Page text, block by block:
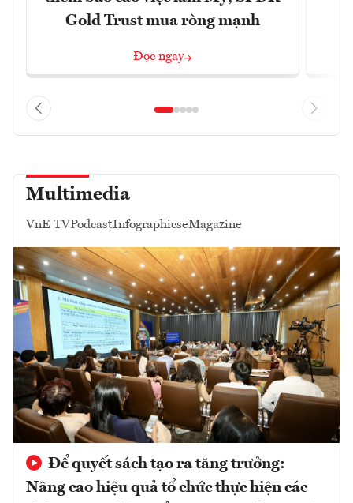
Gold Trust mua ròng mạnh
Đọc ngay
Multimedia
VnE TVPodcastInfographicseMagazine
Để quyết sách tạo ra tăng trưởng:
Nâng cao hiệu quả tổ chức thực hiện các